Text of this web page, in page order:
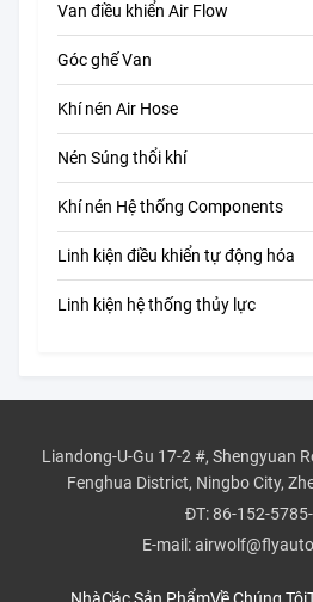
Van điều khiển Air Flow
Góc ghế Van
Khí nén Air Hose
Nén Súng thổi khí
Khí nén Hệ thống Components
Linh kiện điều khiển tự động hóa
Linh kiện hệ thống thủy lực
Liandong-U-Gu 17-2 #, Shengyuan
Fenghua District, Ningbo City,
ĐT:86-152-
E-mail: